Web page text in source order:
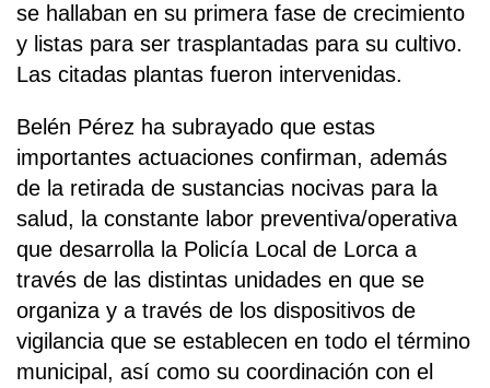
se hallaban en su primera fase de crecimiento
y listas para ser trasplantadas para su cultivo.
Las citadas plantas fueron intervenidas.
Belén Pérez ha subrayado que estas
importantes actuaciones confirman, además
de la retirada de sustancias nocivas para la
salud, la constante labor preventiva/operativa
que desarrolla la Policía Local de Lorca a
través de las distintas unidades en que se
organiza y a través de los dispositivos de
vigilancia que se establecen en todo el término
municipal, así como su coordinación con el